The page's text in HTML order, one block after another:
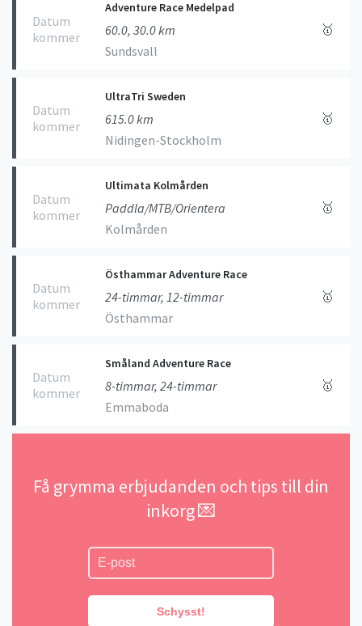
Datum
kommer
Adventure Race Medelpad
60.0, 30.0 km
Sundsvall
🥇
Datum
kommer
UltraTri Sweden
615.0 km
Nidingen-Stockholm
🥇
Datum
kommer
Ultimata Kolmården
Paddla/MTB/Orientera
Kolmården
🥇
Datum
kommer
Östhammar Adventure Race
24-timmar, 12-timmar
Östhammar
🥇
Datum
kommer
Småland Adventure Race
8-timmar, 24-timmar
Emmaboda
🥇
Få grymma erbjudanden och tips till din
inkorg 💌
Schysst!